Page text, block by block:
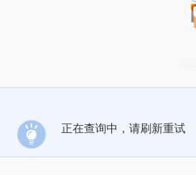
正在查询中，请刷新重试